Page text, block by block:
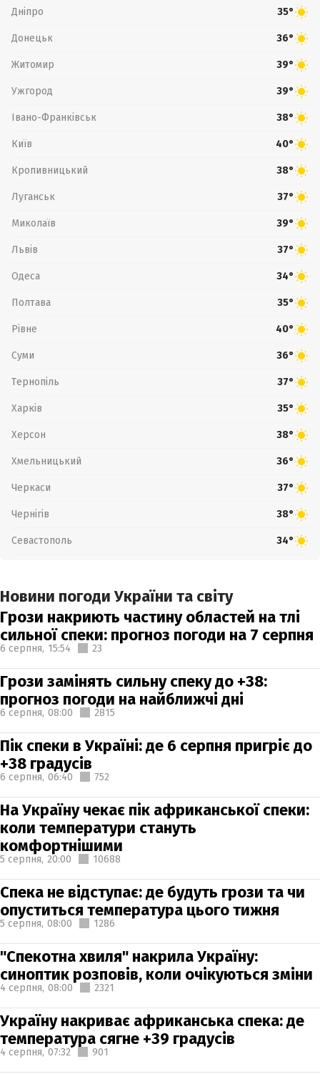
Дніпро 35°
Донецьк 36°
Житомир 39°
Ужгород 39°
Івано-Франківськ 38°
Київ 40°
Кропивницький 38°
Луганськ 37°
Миколаїв 39°
Львів 37°
Одеса 34°
Полтава 35°
Рівне 40°
Суми 36°
Тернопіль 37°
Харків 35°
Херсон 38°
Хмельницький 36°
Черкаси 37°
Чернігів 38°
Севастополь 34°
Новини погоди України та світу
Грози накриють частину областей на тлі
сильної спеки: прогноз погоди на 7 серпня
6 серпня, 15:54 23
Грози замінять сильну спеку до +38:
прогноз погоди на найближчі дні
6 серпня, 08:00 2815
Пік спеки в Україні: де 6 серпня пригріє до
+38 градусів
6 серпня, 06:40 752
На Україну чекає пік африканської спеки:
коли температури стануть
комфортнішими
5 серпня, 20:00 10688
Спека не відступає: де будуть грози та чи
опуститься температура цього тижня
5 серпня, 08:00 1286
"Спекотна хвиля" накрила Україну:
синоптик розповів, коли очікуються зміни
4 серпня, 08:00 2321
Україну накриває африканська спека: де
температура сягне +39 градусів
4 серпня, 07:32 901